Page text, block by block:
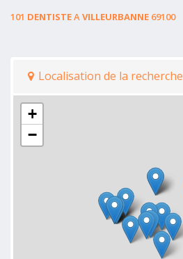
101 DENTISTEAVILLEURBANNE 69100
Localisation de la recherche
+
−